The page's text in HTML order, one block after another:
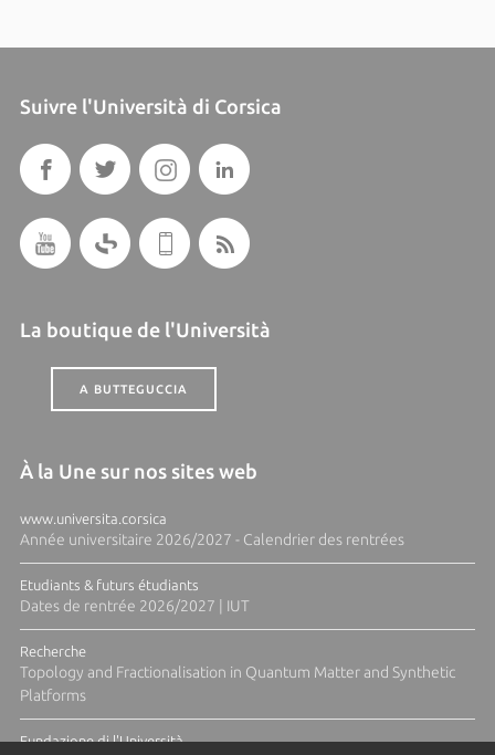
Suivre l'Università di Corsica
La boutique de l'Università
A BUTTEGUCCIA
À la Une sur nos sites web
www.universita.corsica
Année universitaire 2026/2027 - Calendrier des rentrées
Etudiants & futurs étudiants
Dates de rentrée 2026/2027 | IUT
Recherche
Topology and Fractionalisation in Quantum Matter and Synthetic
Platforms
Fundazione di l'Università